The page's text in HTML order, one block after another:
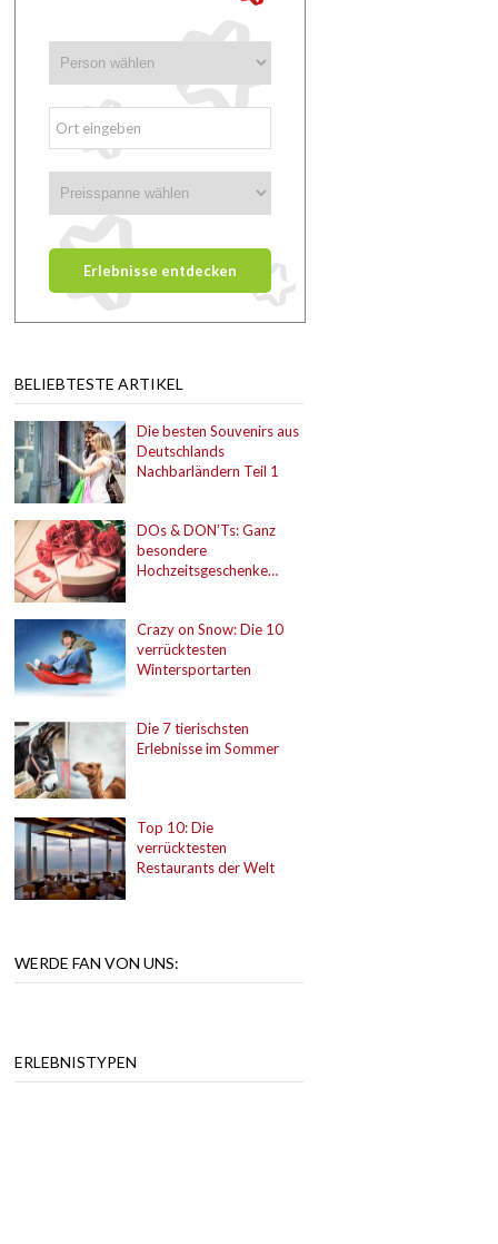
BELIEBTESTE ARTIKEL
Die besten Souvenirs aus
Deutschlands
Nachbarländern Teil 1
DOs & DON’Ts: Ganz
besondere
Hochzeitsgeschenke…
Crazy on Snow: Die 10
verrücktesten
Wintersportarten
Die 7 tierischsten
Erlebnisse im Sommer
Top 10: Die
verrücktesten
Restaurants der Welt
WERDE FAN VON UNS:
ERLEBNISTYPEN